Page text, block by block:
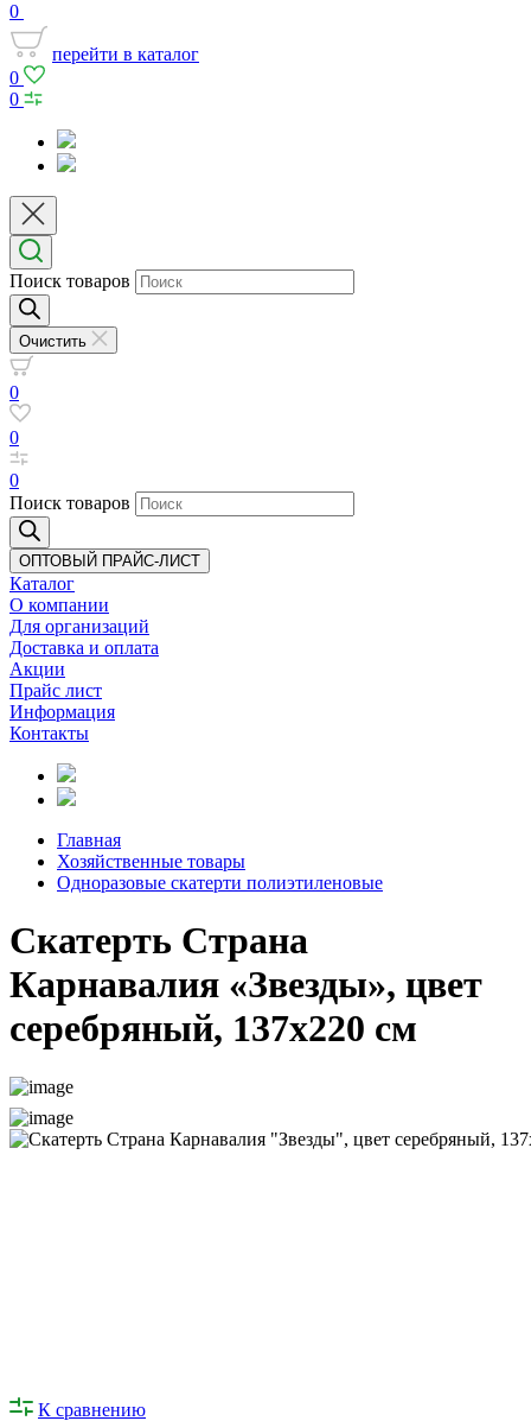
0
перейти в каталог
0
0
Поиск товаров
Очистить
0
0
0
Поиск товаров
ОПТОВЫЙ ПРАЙС-ЛИСТ
Каталог
О компании
Для организаций
Доставка и оплата
Акции
Прайс лист
Информация
Контакты
Главная
Хозяйственные товары
Одноразовые скатерти полиэтиленовые
Скатерть Страна
Карнавалия «Звезды», цвет
серебряный, 137х220 см
К сравнению